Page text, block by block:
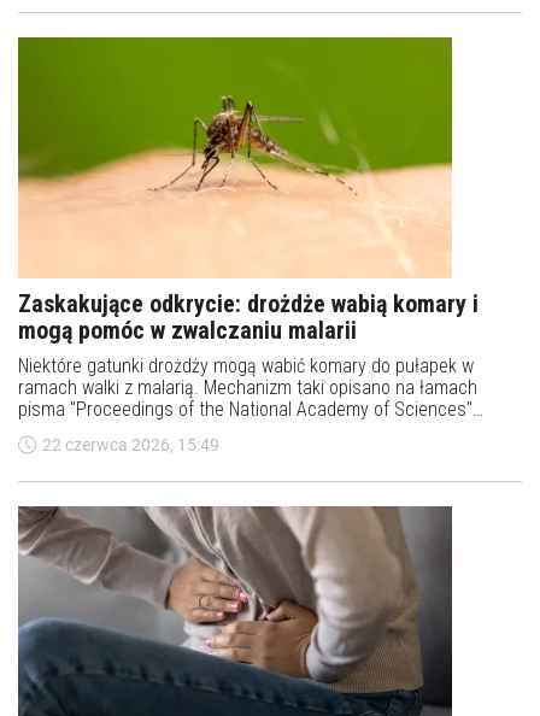
Zaskakujące odkrycie: drożdże wabią komary i
mogą pomóc w zwalczaniu malarii
Niektóre gatunki drożdży mogą wabić komary do pułapek w
ramach walki z malarią. Mechanizm taki opisano na łamach
pisma "Proceedings of the National Academy of Sciences"
(PNAS).
22 czerwca 2026, 15:49